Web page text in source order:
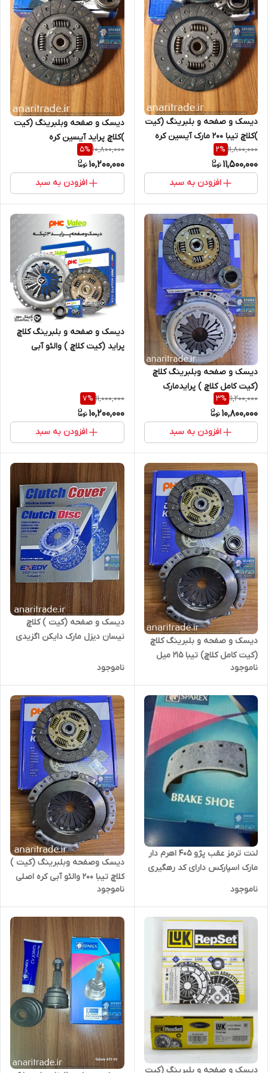
دیسک و صفحه و بلبرینگ (کیت
)کلاچ تیبا 200 مارک آیسین کره
11,800,000
2%
11,500,000
افزودن به سبد
دیسک و صفحه وبلبرینگ (کیت
)کلاچ پراید آیسین کره
10,800,000
5%
10,200,000
افزودن به سبد
دیسک و صفحه وبلبرینگ کلاچ
(کیت کامل کلاچ ) پرایدمارک
والئوآبی PHC
11,200,000
3%
10,800,000
افزودن به سبد
دیسک و صفحه و بلبرینگ کلاچ
پراید (کیت کلاچ ) والئو آبی
11,000,000
7%
10,200,000
افزودن به سبد
دیسک و صفحه و بلبرینگ کلاچ
(کیت کامل کلاچ) تیبا 215 میل
مارک والئوآبی PHC
ناموجود
دیسک و صفحه (کیت ) کلاچ
نیسان دیزل مارک دایکن اگزیدی
ناموجود
لنت ترمز عقب پژو 405 اهرم دار
مارک اسپارکس دارای کد رهگیری
ناموجود
دیسک وصفحه وبلبرینگ (کیت )
کلاچ تیبا 200 والئو آبی کره اصلی
PHC
ناموجود
دیسک و صفحه و بلبرینگ (کیت